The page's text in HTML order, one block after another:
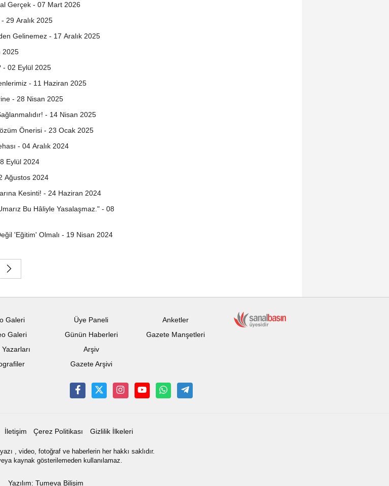
Gerçek - 07 Mart 2026
29 Aralık 2025
Gelinemez - 17 Aralık 2025
2025
- 02 Eylül 2025
- 11 Haziran 2025
- 28 Nisan 2025
- 14 Nisan 2025
Önerisi - 23 Ocak 2025
- 04 Aralık 2024
Eylül 2024
Ağustos 2024
Kesinti! - 24 Haziran 2024
Bu Hâliyle Yasalaşmaz." - 08
'Eğitim' Olmalı - 19 Nisan 2024
Galeri
Galeri
Yazarları
Üye Paneli
Günün Haberleri
Arşiv
Gazete Arşivi
Anketler
Gazete Manşetleri
İletişim Çerez Politikası Gizlilik İlkeleri
, video, fotoğraf ve haberlerin her hakkı saklıdır.
kaynak gösterilemeden kullanılamaz.
Yazılım: Tumeva Bilişim